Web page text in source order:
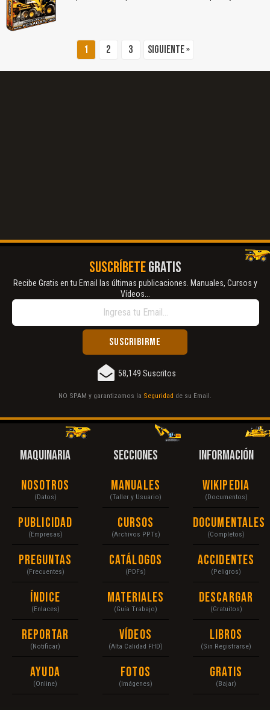
1 2 3 Siguiente »
SUSCRÍBETEGRATIS
Recibe Gratis en tu Email las últimas publicaciones. Manuales, Cursos y
Vídeos...
58,149 Suscritos
NO SPAM y garantizamos la Seguridad de su Email.
MAQUINARIA
Nosotros
(Datos)
Publicidad
(Empresas)
Preguntas
(Frecuentes)
Índice
(Enlaces)
Reportar
(Notificar)
Ayuda
(Online)
SECCIONES
Manuales
(Taller y Usuario)
Cursos
(Archivos PPTs)
Catálogos
(PDFs)
Materiales
(Guía Trabajo)
Vídeos
(Alta Calidad FHD)
Fotos
(Imágenes)
INFORMACIÓN
Wikipedia
(Documentos)
Documentales
(Completos)
Accidentes
(Peligros)
Descargar
(Gratuitos)
Libros
(Sin Registrarse)
Gratis
(Bajar)